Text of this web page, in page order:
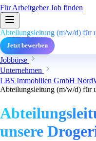
Für ArbeitgeberJob finden
Abteilungsleitung (m/w/d) für
Jetzt bewerben
Jobbörse
Unternehmen
LBS Immobilien GmbH
Abteilungsleitung (m/w/d) für
unsere